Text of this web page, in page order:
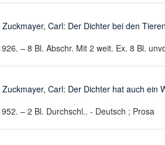
Zuckmayer, Carl: Der Dichter bei den
– 8 Bl. Abschr. Mit 2 weit. Ex. 8 Bl.
Zuckmayer, Carl: Der Dichter hat auch ein
– 2 Bl. Durchschl.. - Deutsch ; Prosa